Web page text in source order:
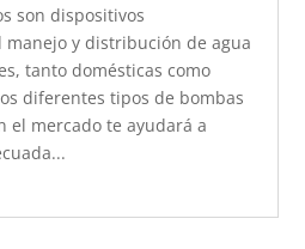
son dispositivos
y distribución de agua
tanto domésticas como
diferentes tipos de bombas
el mercado te ayudará a